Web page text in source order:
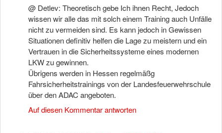
@ Detlev: Theoretisch gebe Ich ihnen Recht, Jedoch
wissen wir alle das mit solch einem Training auch Unfälle
nicht zu vermeiden sind. Es kann jedoch in Gewissen
Situationen definitiv helfen die Lage zu meistern und ein
Vertrauen in die Sicherheitssysteme eines modernen
LKW zu gewinnen.
Übrigens werden in Hessen regelmäßg
Fahrsicherheitstrainings von der Landesfeuerwehrschule
über den ADAC angeboten.
Auf diesen Kommentar antworten